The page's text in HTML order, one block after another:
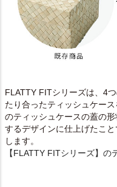
FLATTY FITシリーズは、4
たり合ったティッシュケー
のティッシュケースの蓋の
するデザインに仕上げたこ
します。
【FLATTY FITシリーズ】の